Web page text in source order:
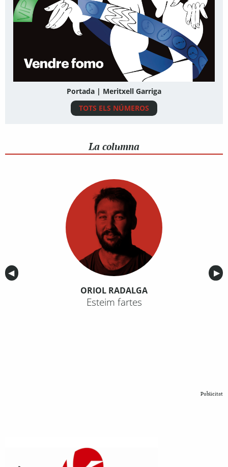
Portada | Meritxell Garriga
TOTS ELS NÚMEROS
La columna
Anterior
◀︎ ▶︎
ORIOL RADALGA
Esteim fartes
Publicitat